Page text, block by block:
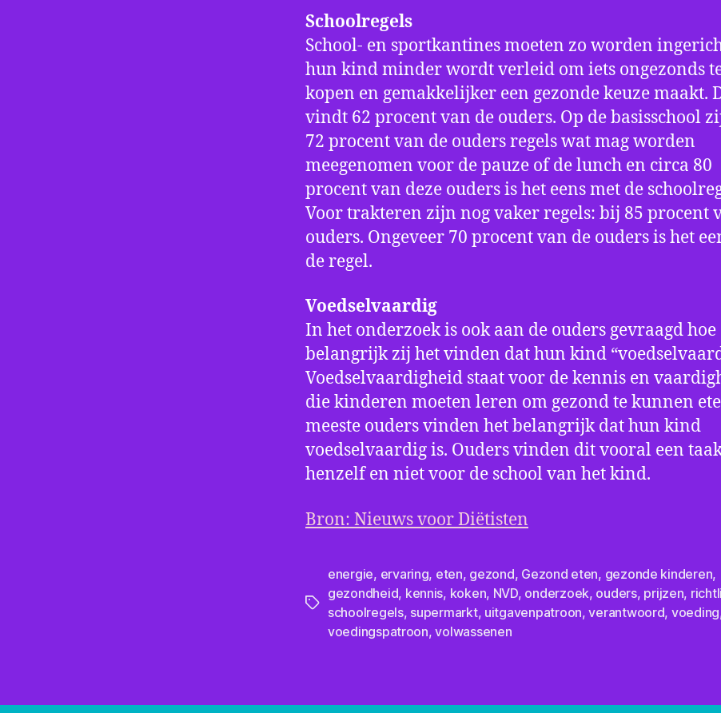
Schoolregels
School- en sportkantines moeten zo worden
hun kind minder wordt verleid om iets ongezonds
kopen en gemakkelijker een gezonde keuze maakt.
vindt 62 procent van de ouders. Op de basisschool
72 procent van de ouders regels wat mag worden
meegenomen voor de pauze of de lunch en circa 80
procent van deze ouders is het eens met de
Voor trakteren zijn nog vaker regels: bij 85 procent
ouders. Ongeveer 70 procent van de ouders is het
de regel.
Voedselvaardig
In het onderzoek is ook aan de ouders gevraagd hoe
belangrijk zij het vinden dat hun kind
Voedselvaardigheid staat voor de kennis en
die kinderen moeten leren om gezond te kunnen
meeste ouders vinden het belangrijk dat hun kind
voedselvaardig is. Ouders vinden dit vooral een
henzelf en niet voor de school van het kind.
Bron: Nieuws voor Diëtisten
Tags
energie, ervaring, eten, gezond, Gezond eten, gezonde kinderen,
gezondheid, kennis, koken, NVD, onderzoek, ouders, prijzen,
schoolregels, supermarkt, uitgavenpatroon,verantwoord, voeding
voedingspatroon,volwassenen